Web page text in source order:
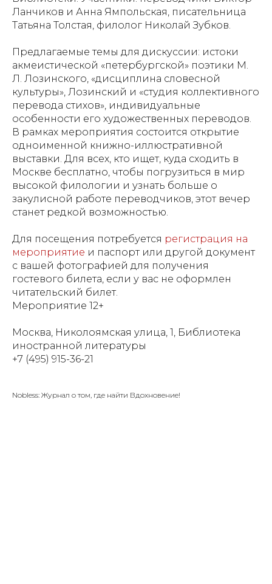
Ланчиков и Анна Ямпольская, писательница
Татьяна Толстая, филолог Николай Зубков.
Предлагаемые темы для дискуссии: истоки
акмеистической «петербургской» поэтики М.
Л. Лозинского, «дисциплина словесной
культуры», Лозинский и «студия коллективного
перевода стихов», индивидуальные
особенности его художественных переводов.
В рамках мероприятия состоится открытие
одноименной книжно-иллюстративной
выставки. Для всех, кто ищет, куда сходить в
Москве бесплатно, чтобы погрузиться в мир
высокой филологии и узнать больше о
закулисной работе переводчиков, этот вечер
станет редкой возможностью.
Для посещения потребуется регистрация на
мероприятие и паспорт или другой документ
с вашей фотографией для получения
гостевого билета, если у вас не оформлен
читательский билет.
Мероприятие 12+
Москва, Николоямская улица, 1, Библиотека
иностранной литературы
+7 (495) 915-36-21
Nobless: Журнал о том, где найти Вдохновение!